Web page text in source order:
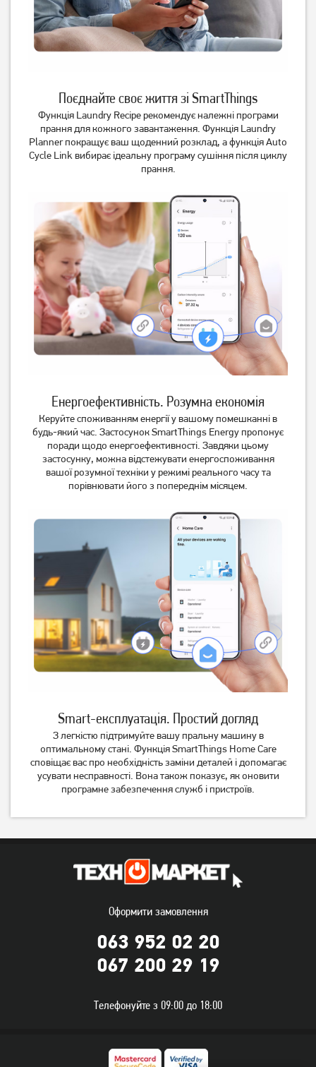
Поєднайте своє життя зі SmartThings
Функція Laundry Recipe рекомендує належні програми
прання для кожного завантаження. Функція Laundry
Planner покращує ваш щоденний розклад, а функція Auto
Cycle Link вибирає ідеальну програму сушіння після циклу
прання.
Енергоефективність. Розумна економія
Керуйте споживанням енергії у вашому помешканні в
будь-який час. Застосунок SmartThings Energy пропонує
поради щодо енергоефективності. Завдяки цьому
застосунку, можна відстежувати енергоспоживання
вашої розумної техніки у режимі реального часу та
порівнювати його з попереднім місяцем.
Smart-експлуатація. Простий догляд
З легкістю підтримуйте вашу пральну машину в
оптимальному стані. Функція SmartThings Home Care
сповіщає вас про необхідність заміни деталей і допомагає
усувати несправності. Вона також показує, як оновити
програмне забезпечення служб і пристроїв.
Оформити замовлення
063 952 02 20
067 200 29 19
Телефонуйте з 09:00 до 18:00